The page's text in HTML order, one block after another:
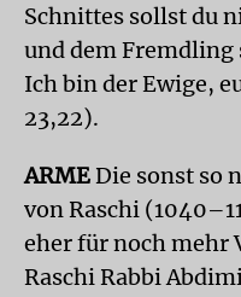
Schnittes sollst du
und dem Fremdling
Ich bin der Ewige,
23,22).
ARME Die sonst so
von Raschi
eher für noch mehr
Raschi Rabbi